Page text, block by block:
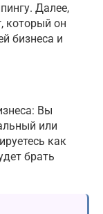
Далее,
который он
бизнеса и
Вы
или
как
брать